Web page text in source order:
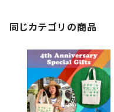
同じカテゴリの商品